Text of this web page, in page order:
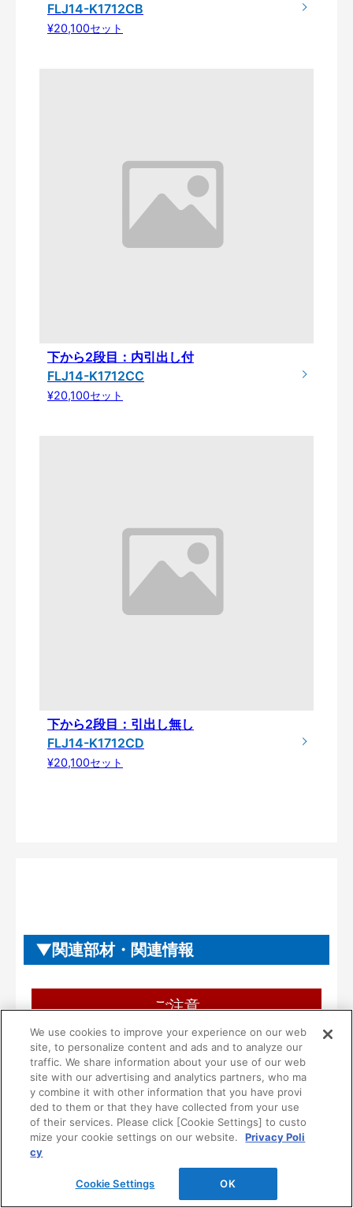
FLJ14-K1712CB
¥20,100セット
下から2段目：内引出し付
FLJ14-K1712CC
¥20,100セット
下から2段目：引出し無し
FLJ14-K1712CD
¥20,100セット
関連部材・関連情報
ご注意
ご使用にあたり、ご注意・ご理解いただき
たいこと
■本製品は一般住宅用として設計されています。
病院等の不特定多数の方が使用される場所には使
用しないでください。
■一般家庭用品を収納する製品です。ただし、次の
ような危険な物は収納しないでください。
１）油やシンナーなどの可燃物や薬品
We use cookies to improve your experience on our web
site, to personalize content and ads and to analyze our
traffic. We share information about your use of our web
site with our advertising and analytics partners, who ma
y combine it with other information that you have provi
ded to them or that they have collected from your use
of their services. Please click [Cookie Settings] to custo
mize your cookie settings on our website.
Privacy Poli
cy
Cookie Settings OK